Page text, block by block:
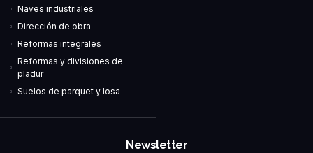
Naves industriales
Dirección de obra
Reformas integrales
Reformas y divisiones de
pladur
Suelos de parquet y losa
Newsletter